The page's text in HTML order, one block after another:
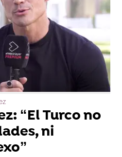
“El Turco no
ni